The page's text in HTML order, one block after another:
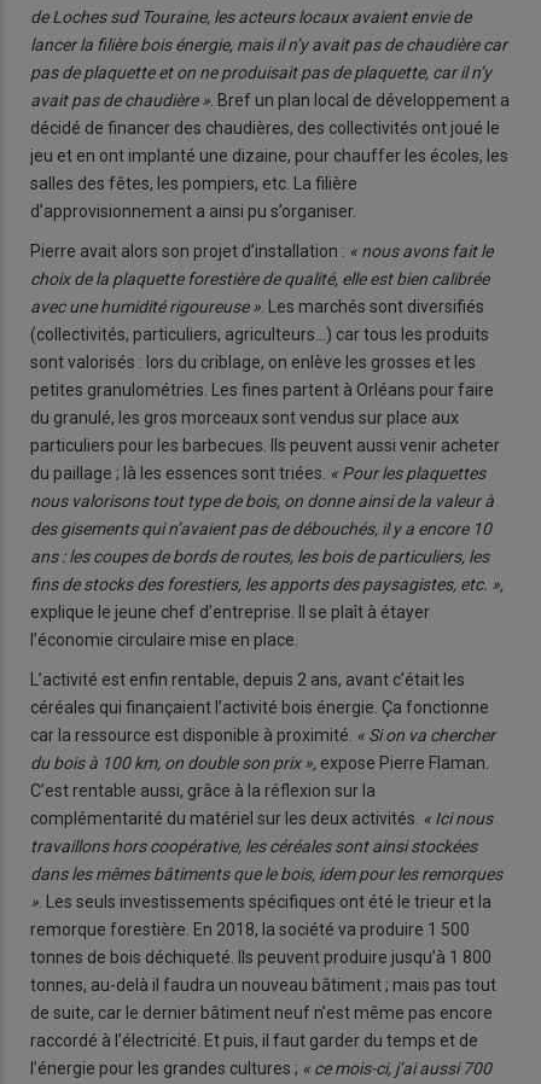
de Loches sud Touraine, les acteurs locaux avaient envie de
lancer la filière bois énergie, mais il n’y avait pas de chaudière car
pas de plaquette et on ne produisait pas de plaquette, car il n’y
avait pas de chaudière » . Bref un plan local de développement a
décidé de financer des chaudières, des collectivités ont joué le
jeu et en ont implanté une dizaine, pour chauffer les écoles, les
salles des fêtes, les pompiers, etc. La filière
d’approvisionnement a ainsi pu s’organiser.
Pierre avait alors son projet d’installation : « nous avons fait le
choix de la plaquette forestière de qualité, elle est bien calibrée
avec une humidité rigoureuse » . Les marchés sont diversifiés
(collectivités, particuliers, agriculteurs…) car tous les produits
sont valorisés : lors du criblage, on enlève les grosses et les
petites granulométries. Les fines partent à Orléans pour faire
du granulé, les gros morceaux sont vendus sur place aux
particuliers pour les barbecues. Ils peuvent aussi venir acheter
du paillage ; là les essences sont triées. « Pour les plaquettes
nous valorisons tout type de bois, on donne ainsi de la valeur à
des gisements qui n’avaient pas de débouchés, il y a encore 10
ans : les coupes de bords de routes, les bois de particuliers, les
fins de stocks des forestiers, les apports des paysagistes, etc. »,
explique le jeune chef d’entreprise. Il se plaît à étayer
l’économie circulaire mise en place.
L’activité est enfin rentable, depuis 2 ans, avant c’était les
céréales qui finançaient l’activité bois énergie. Ça fonctionne
car la ressource est disponible à proximité. « Si on va chercher
du bois à 100 km, on double son prix », expose Pierre Flaman.
C’est rentable aussi, grâce à la réflexion sur la
complémentarité du matériel sur les deux activités. « Ici nous
travaillons hors coopérative, les céréales sont ainsi stockées
dans les mêmes bâtiments que le bois, idem pour les remorques
» . Les seuls investissements spécifiques ont été le trieur et la
remorque forestière. En 2018, la société va produire 1 500
tonnes de bois déchiqueté. Ils peuvent produire jusqu’à 1 800
tonnes, au-delà il faudra un nouveau bâtiment ; mais pas tout
de suite, car le dernier bâtiment neuf n’est même pas encore
raccordé à l’électricité. Et puis, il faut garder du temps et de
l’énergie pour les grandes cultures ; « ce mois-ci, j’ai aussi 700